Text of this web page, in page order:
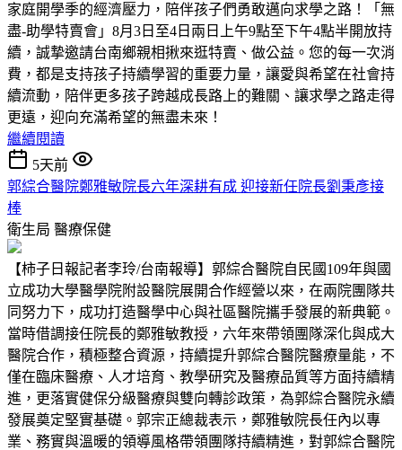
家庭開學季的經濟壓力，陪伴孩子們勇敢邁向求學之路！「無
盡-助學特賣會」8月3日至4日兩日上午9點至下午4點半開放持
續，誠摯邀請台南鄉親相揪來逛特賣、做公益。您的每一次消
費，都是支持孩子持續學習的重要力量，讓愛與希望在社會持
續流動，陪伴更多孩子跨越成長路上的難關、讓求學之路走得
更遠，迎向充滿希望的無盡未來！
繼續閱讀
5天前
郭綜合醫院鄭雅敏院長六年深耕有成 迎接新任院長劉秉彥接
棒
衛生局 醫療保健
【柿子日報記者李玲/台南報導】郭綜合醫院自民國109年與國
立成功大學醫學院附設醫院展開合作經營以來，在兩院團隊共
同努力下，成功打造醫學中心與社區醫院攜手發展的新典範。
當時借調接任院長的鄭雅敏教授，六年來帶領團隊深化與成大
醫院合作，積極整合資源，持續提升郭綜合醫院醫療量能，不
僅在臨床醫療、人才培育、教學研究及醫療品質等方面持續精
進，更落實健保分級醫療與雙向轉診政策，為郭綜合醫院永續
發展奠定堅實基礎。郭宗正總裁表示，鄭雅敏院長任內以專
業、務實與溫暖的領導風格帶領團隊持續精進，對郭綜合醫院